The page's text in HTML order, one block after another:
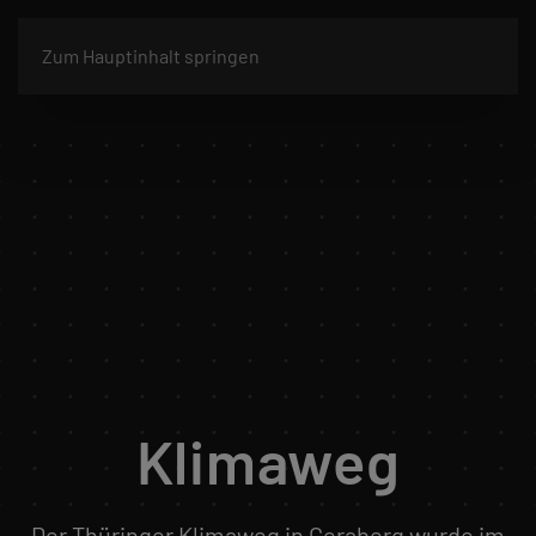
Zum Hauptinhalt springen
Klimaweg